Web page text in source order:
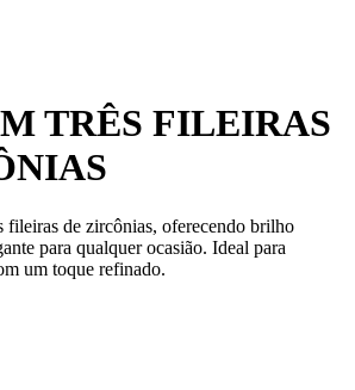
TRÊS FILEIRAS
fileiras de zircônias, oferecendo brilho
para qualquer ocasião. Ideal para
um toque refinado.